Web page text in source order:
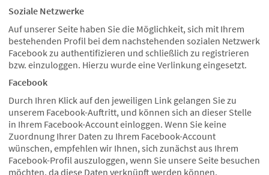
Soziale Netzwerke
Auf unserer Seite haben Sie die Möglichkeit, sich mit Ihrem
bestehenden Profil bei dem nachstehenden sozialen Netzwerk
Facebook zu authentifizieren und schließlich zu registrieren
bzw. einzuloggen. Hierzu wurde eine Verlinkung eingesetzt.
Facebook
Durch Ihren Klick auf den jeweiligen Link gelangen Sie zu
unserem Facebook-Auftritt, und können sich an dieser Stelle
in Ihrem Facebook-Account einloggen. Wenn Sie keine
Zuordnung Ihrer Daten zu Ihrem Facebook-Account
wünschen, empfehlen wir Ihnen, sich zunächst aus Ihrem
Facebook-Profil auszuloggen, wenn Sie unsere Seite besuchen
möchten, da diese Daten verknüpft werden können.